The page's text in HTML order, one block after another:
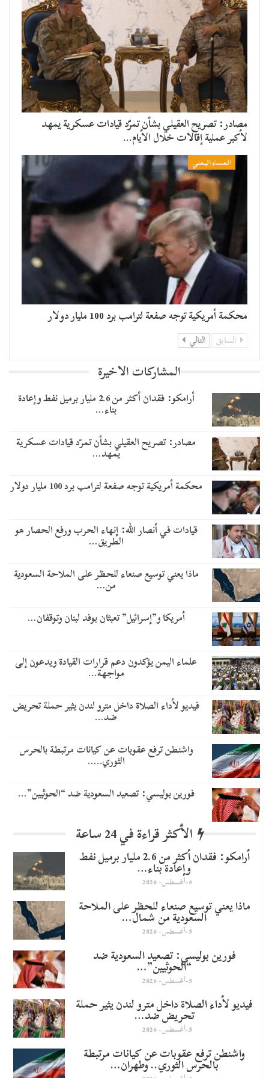
مصادر: تصريح العقيلي بشأن تمرّد قيادات عسكرية يمهد
لأكبر عملية إقالات خلال الأيام…
المساء اليمني
محكمة أمريكية توجه صفعة لترامب برد 100 مليار دولار
السابق التالي
المشاركات الاخيرة
أرامكو: فقدان أكثر من 2.6 مليار برميل نفط وإعادة
بناء…
مصادر: تصريح العقيلي بشأن تمرّد قيادات عسكرية
يمهد…
محكمة أمريكية توجه صفعة لترامب برد 100 مليار دولار
قيادات في أنصار الله: إنهاء الحرب ورفع الحصار هو
الطريق…
ماذا يعني توسيع صنعاء للحظر على الملاحة السعودية
من…
أمريكا و”إسرائيل” تعبثان بوفد لبنان وتوقفان…
علماء اليمن يؤكدون دعم قرارات القيادة ويدعون إلى
مواجهة…
فيديو لأداء الصلاة داخل مترو لندن يثير حملة تحريض
ضد…
واشنطن ترفع عقوبات عن كيانات مرتبطة بالحرس
الثوري..…
​فورين بوليسي: تصعيد السعودية ضد “الحوثيين”…
الأكثر قراءة في 24 ساعة
أرامكو: فقدان أكثر من 2.6 مليار برميل نفط
وإعادة بناء…
6-أغسطس- 2026
ماذا يعني توسيع صنعاء للحظر على الملاحة
السعودية من شمال…
5-أغسطس- 2026
​فورين بوليسي: تصعيد السعودية ضد
“الحوثيين”…
5-أغسطس- 2026
فيديو لأداء الصلاة داخل مترو لندن يثير حملة
تحريض ضد…
5-أغسطس- 2026
واشنطن ترفع عقوبات عن كيانات مرتبطة
بالحرس الثوري.. وطهران…